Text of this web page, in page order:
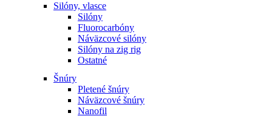
Silóny, vlasce
Silóny
Fluorocarbóny
Náväzcové silóny
Silóny na zig rig
Ostatné
Šnúry
Pletené šnúry
Náväzcové šnúry
Nanofil